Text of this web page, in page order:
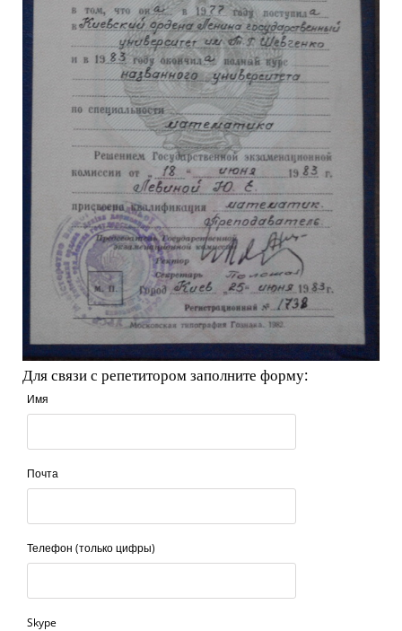
Для связи с репетитором заполните форму:
Имя
Почта
Телефон (только цифры)
Skype